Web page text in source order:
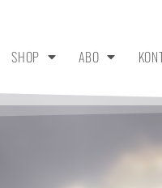
SHOP ABO